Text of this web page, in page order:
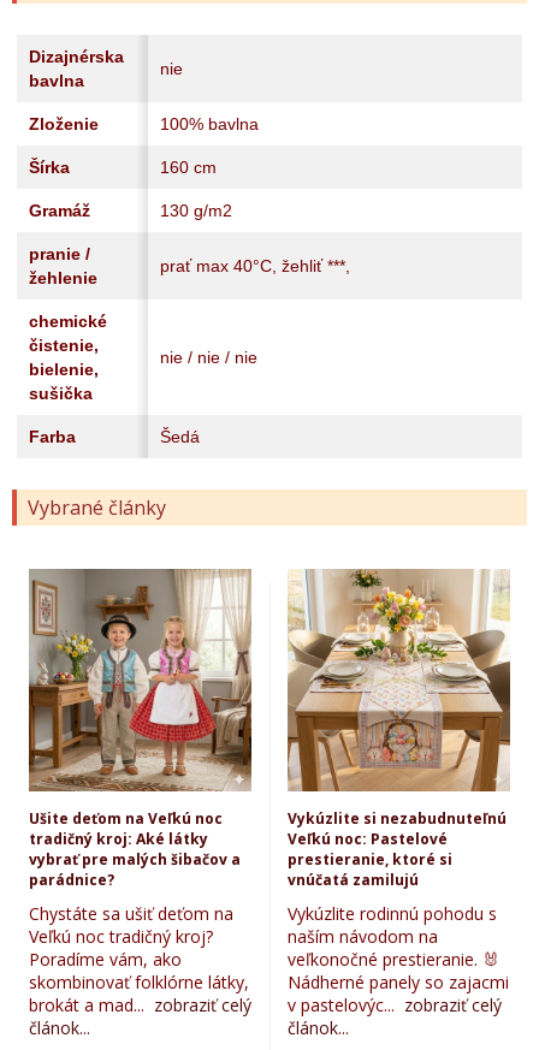
Dizajnérska
bavlna
nie
Zloženie 100% bavlna
Šírka 160 cm
Gramáž 130 g/m2
pranie /
žehlenie
prať max 40°C, žehliť ***,
chemické
čistenie,
bielenie,
sušička
nie / nie / nie
Farba Šedá
Vybrané články
Ušite deťom na Veľkú noc
tradičný kroj: Aké látky
vybrať pre malých šibačov a
parádnice?
Chystáte sa ušiť deťom na
Veľkú noc tradičný kroj?
Poradíme vám, ako
skombinovať folklórne látky,
brokát a mad... zobraziť celý
článok...
Vykúzlite si nezabudnuteľnú
Veľkú noc: Pastelové
prestieranie, ktoré si
vnúčatá zamilujú
Vykúzlite rodinnú pohodu s
naším návodom na
veľkonočné prestieranie. 🐰
Nádherné panely so zajacmi
v pastelovýc... zobraziť celý
článok...